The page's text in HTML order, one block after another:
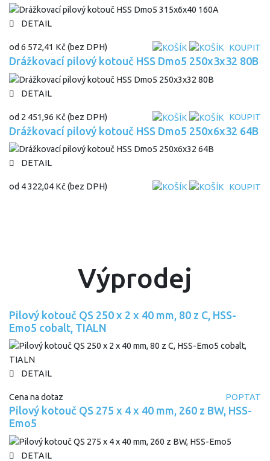
DETAIL
od 6 572,41 Kč(bez DPH) KOUPIT
Drážkovací pilový kotouč HSS Dmo5 250x3x32 80B
DETAIL
od 2 451,96 Kč (bez DPH) KOUPIT
Drážkovací pilový kotouč HSS Dmo5 250x6x32 64B
DETAIL
od 4 322,04 Kč(bez DPH) KOUPIT
Výprodej
Pilový kotouč QS 250 x 2 x 40 mm, 80 z C, HSS-
Emo5 cobalt, TIALN
DETAIL
Cena na dotaz POPTAT
Pilový kotouč QS 275 x 4 x 40 mm, 260 z BW, HSS-
Emo5
DETAIL